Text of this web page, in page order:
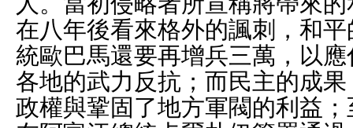
在八年後看來格外的諷刺，和
統歐巴馬還要再增兵三萬，以
各地的武力反抗；而民主的成
政權與鞏固了地方軍閥的利益